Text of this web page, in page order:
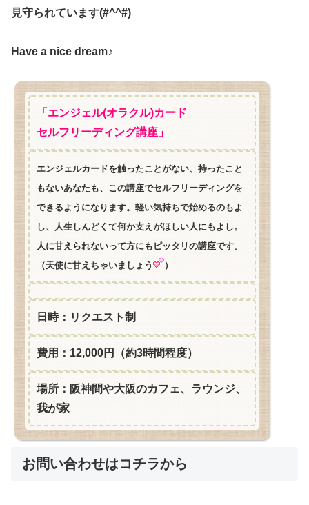
見守られています(#^^#)
Have a nice dream♪
「エンジェル(オラクル)カード
セルフリーディング講座」
エンジェルカードを触ったことがない、持ったこと
もないあなたも、この講座でセルフリーディングを
できるようになります。軽い気持ちで始めるのもよ
し、人生しんどくて何か支えがほしい人にもよし。
人に甘えられないって方にもピッタリの講座です。
（天使に甘えちゃいましょう
）
日時：リクエスト制
費用：12,000円（約3時間程度）
場所：阪神間や大阪のカフェ、ラウンジ、
我が家
お問い合わせはコチラから